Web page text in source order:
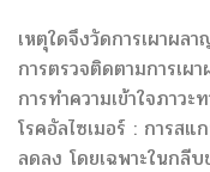
เหตุใดจึงวัดการเผาผล
การตรวจติดตามการเผ
การทำความเข้าใจภาว
โรคอัลไซเมอร์ : การส
ลดลง โดยเฉพาะในกลี